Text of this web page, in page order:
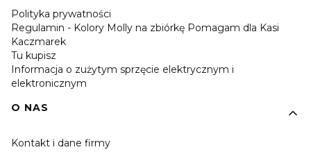
Polityka prywatności
Regulamin - Kolory Molly na zbiórkę Pomagam dla Kasi
Kaczmarek
Tu kupisz
Informacja o zużytym sprzęcie elektrycznym i
elektronicznym
O NAS
Kontakt i dane firmy